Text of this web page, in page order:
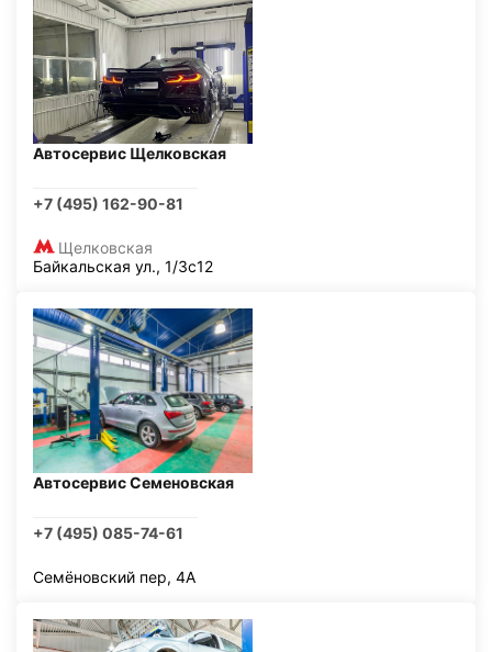
Автосервис Щелковская
+7 (495) 162-90-81
Щелковская
Байкальская ул., 1/3с12
Автосервис Семеновская
+7 (495) 085-74-61
Семёновский пер, 4А